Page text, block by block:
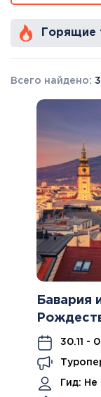
Горящие
Всего найдено: 3
Бавария
30.11 -
Гид: Не